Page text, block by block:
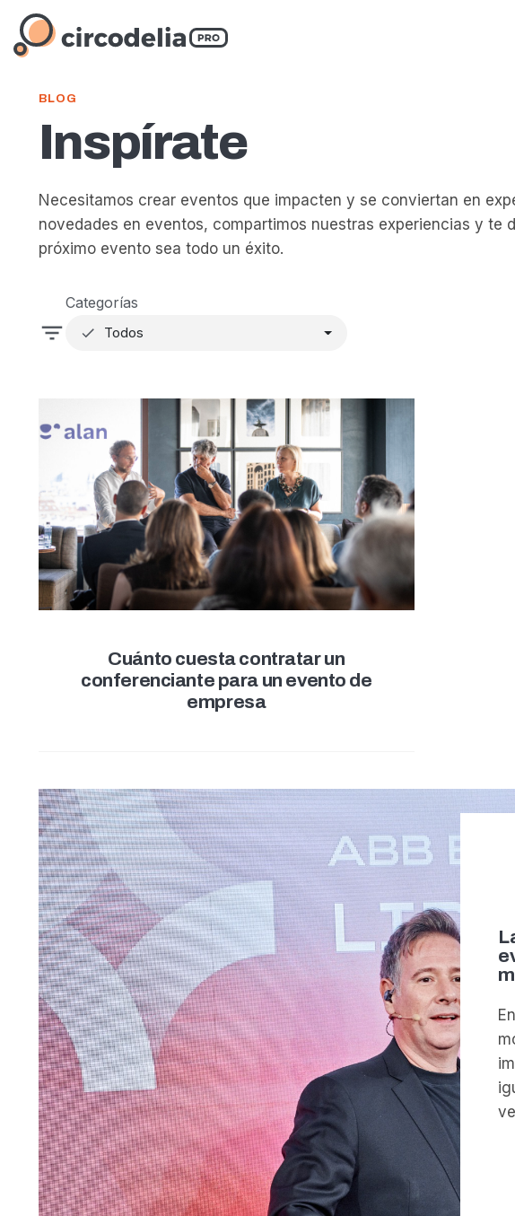
BLOG
Inspírate
Necesitamos crear eventos que impacten y se conviertan en
novedades en eventos, compartimos nuestras experiencias y te
próximo evento sea todo un éxito.
Categorías
Todos
Cuánto cuesta contratar un
conferenciante para un evento de
empresa